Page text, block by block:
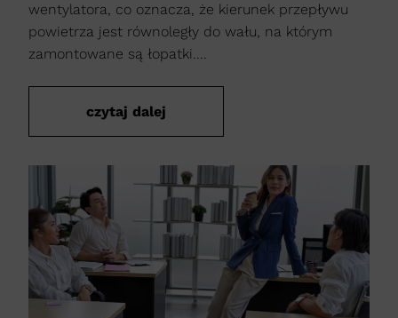
wentylatora, co oznacza, że kierunek przepływu
powietrza jest równoległy do wału, na którym
zamontowane są łopatki....
czytaj dalej